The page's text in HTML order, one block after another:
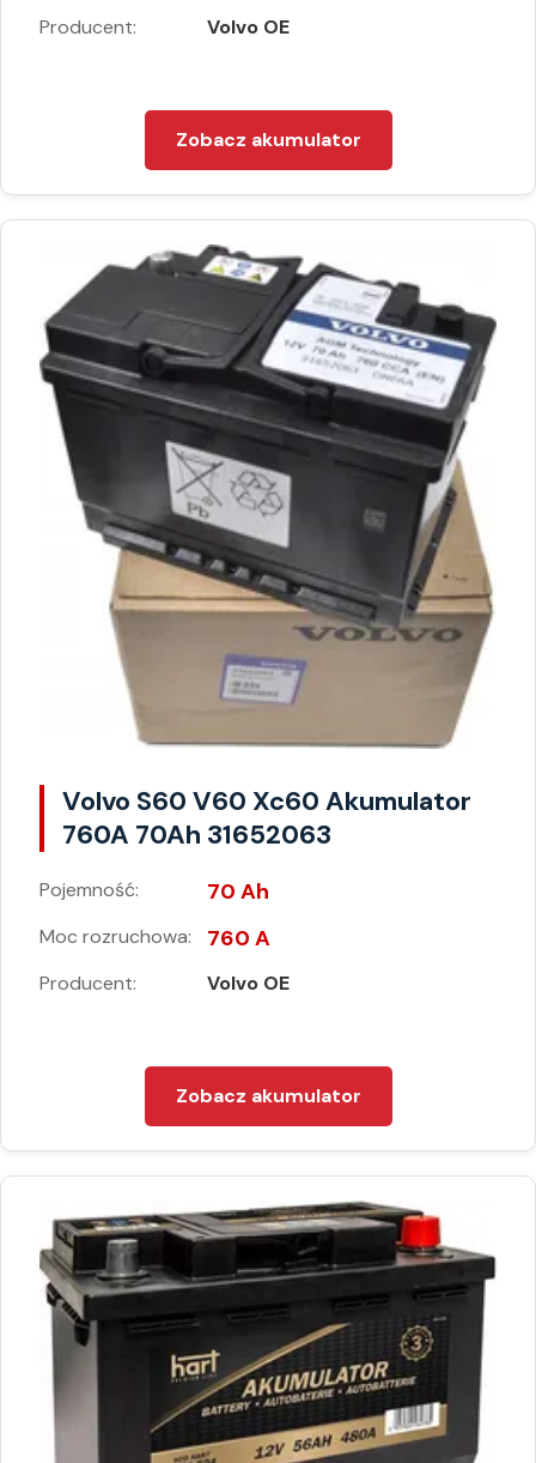
Producent: Volvo OE
Zobacz akumulator
Volvo S60 V60 Xc60 Akumulator
760A 70Ah 31652063
Pojemność: 70 Ah
Moc rozruchowa: 760 A
Producent: Volvo OE
Zobacz akumulator